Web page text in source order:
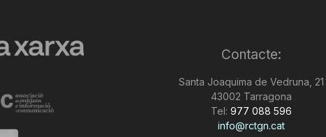
Contacte:
Santa Joaquima de Vedruna, 21
43002 Tarragona
Tel: 977 088 596
info@rctgn.cat